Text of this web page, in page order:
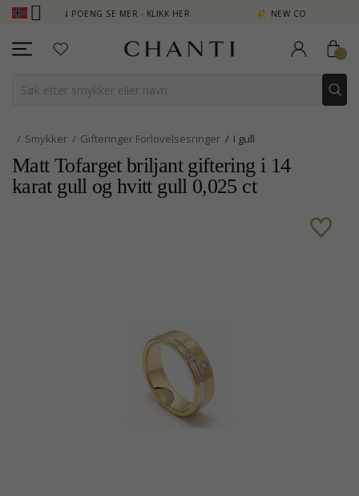
POENG SE MER - KLIKK HER NEW COLLECTION | AURA
Smykker Gifteringer Forlovelsesringer I gull
Matt Tofarget briljant giftering i 14
karat gull og hvitt gull 0,025 ct